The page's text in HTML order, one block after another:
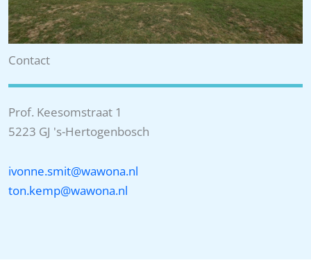
Contact
Prof. Keesomstraat 1
5223 GJ 's-Hertogenbosch
ivonne.smit@wawona.nl
ton.kemp@wawona.nl